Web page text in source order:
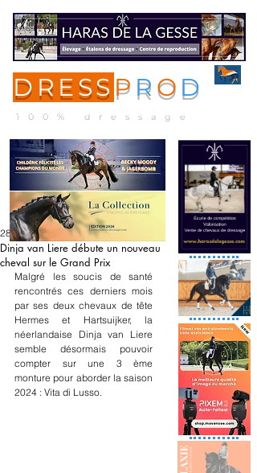
DRESS P R O D
100% dressage
Dinja van Liere débute un nouveau
cheval sur le Grand Prix
28 déc. 2023
Malgré les soucis de santé
rencontrés ces derniers mois
par ses deux chevaux de tête
Hermes et Hartsuijker, la
néerlandaise Dinja van Liere
semble désormais pouvoir
compter sur une 3 ème
monture pour aborder la saison
2024 : Vita di Lusso.